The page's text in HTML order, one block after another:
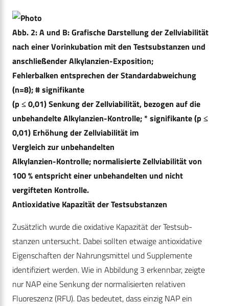
Abb. 2: A und B: Grafische Darstellung der Zellviabilität
nach einer Vorinkubation mit den Testsubstanzen und
anschließender Alkylanzien-Exposition;
Fehlerbalken entsprechen der Standardabweichung
(n=8); # signifikante
(p ≤ 0,01) Senkung der Zellviabilität, bezogen auf die
unbehandelte Alkylanzien-Kontrolle; * signifikante (p ≤
0,01) Erhöhung der Zellviabilität im
Vergleich zur unbehandelten
Alkylanzien-Kontrolle; normalisierte Zellviabilität von
100 % entspricht einer unbehandelten und nicht
vergifteten Kontrolle.
Antioxidative Kapazität der Testsubstanzen
Zusätzlich wurde die oxidative Kapazität der Testsub-
stanzen untersucht. Dabei sollten etwaige antioxidative
Eigenschaften der Nahrungsmittel und Supplemente
identifiziert werden. Wie in Abbildung 3 erkennbar, zeigte
nur NAP eine Senkung der normalisierten relativen
Fluoreszenz (RFU). Das bedeutet, dass einzig NAP ein